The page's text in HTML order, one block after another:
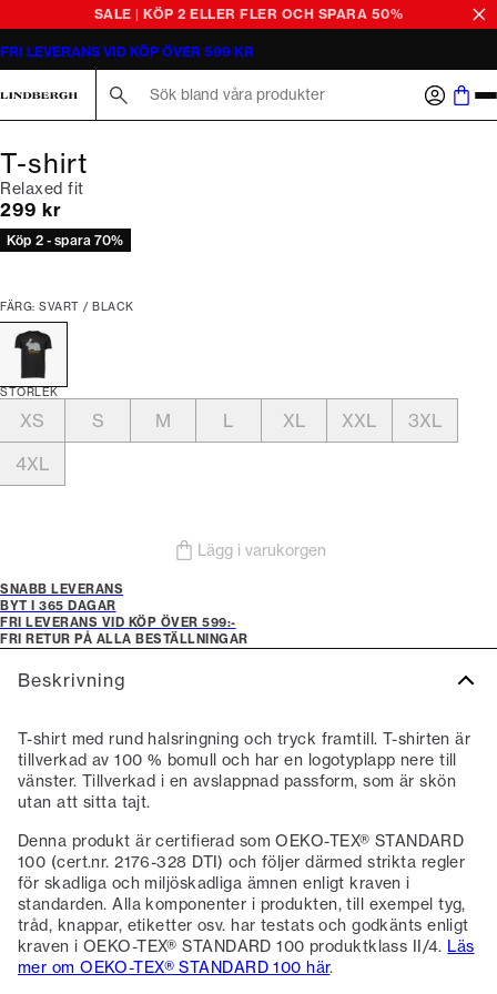
SALE | KÖP 2 ELLER FLER OCH SPARA 50%
FRI LEVERANS VID KÖP ÖVER 599 KR
T-shirt
Relaxed fit
Nuvarande pris
299 kr
Köp 2 - spara 70%
FÄRG: SVART / BLACK
STORLEK
XS S M L XL XXL
3XL
4XL
Lägg i varukorgen
SNABB LEVERANS
BYT I 365 DAGAR
FRI LEVERANS VID KÖP ÖVER 599:-
FRI RETUR PÅ ALLA BESTÄLLNINGAR
Beskrivning
T-shirt med rund halsringning och tryck framtill. T-shirten är
tillverkad av 100 % bomull och har en logotyplapp nere till
vänster. Tillverkad i en avslappnad passform, som är skön
utan att sitta tajt.
Denna produkt är certifierad som OEKO-TEX® STANDARD
100 (cert.nr. 2176-328 DTI) och följer därmed strikta regler
för skadliga och miljöskadliga ämnen enligt kraven i
standarden. Alla komponenter i produkten, till exempel tyg,
tråd, knappar, etiketter osv. har testats och godkänts enligt
kraven i OEKO-TEX® STANDARD 100 produktklass II/4. Läs
mer om OEKO-TEX® STANDARD 100 här.